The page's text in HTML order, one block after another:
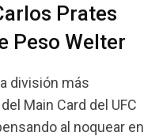
Prates
Peso Welter
división más
Main Card del UFC
al noquear en